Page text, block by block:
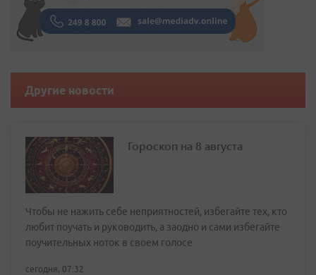
Другие новости
Гороскоп на 8 августа
Чтобы не нажить себе неприятностей, избегайте тех, кто
любит поучать и руководить, а заодно и сами избегайте
поучительных ноток в своем голосе
сегодня, 07:32